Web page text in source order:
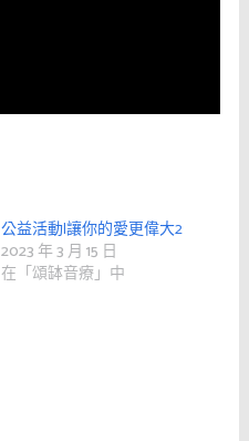
公益活動|讓你的愛更偉大2
2023 年 3 月 15 日
在「頌缽音療」中